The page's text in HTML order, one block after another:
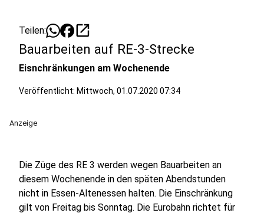
Teilen: open_in_new
Bauarbeiten auf RE-3-Strecke
Eisnchränkungen am Wochenende
Veröffentlicht: Mittwoch, 01.07.2020 07:34
Anzeige
Die Züge des RE 3 werden wegen Bauarbeiten an
diesem Wochenende in den späten Abendstunden
nicht in Essen-Altenessen halten. Die Einschränkung
gilt von Freitag bis Sonntag. Die Eurobahn richtet für